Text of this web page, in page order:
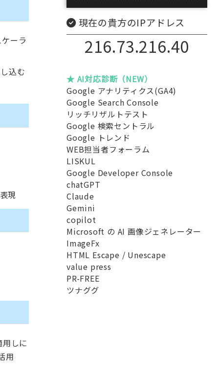
ーラ
込む
現
しに
用
現在の貴方のIPアドレス
216.73.216.40
★ AI対応診断（NEW）
Google アナリティクス(GA4)
Google Search Console
リッチリザルトテスト
Google 検索セントラル
Google トレンド
WEB担当者フォーラム
LISKUL
Google Developer Console
chatGPT
Claude
Gemini
copilot
Microsoft の AI 画像ジェネレーター
ImageFx
HTML Escape / Unescape
value press
PR-FREE
ツナググ